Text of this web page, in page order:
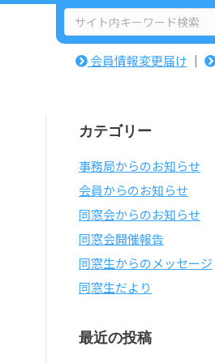
検
索:
会員情報変更届け ｜
カテゴリー
事務局からのお知らせ
会員からのお知らせ
同窓会からのお知らせ
同窓会開催報告
同窓生からのメッセージ
同窓生だより
最近の投稿